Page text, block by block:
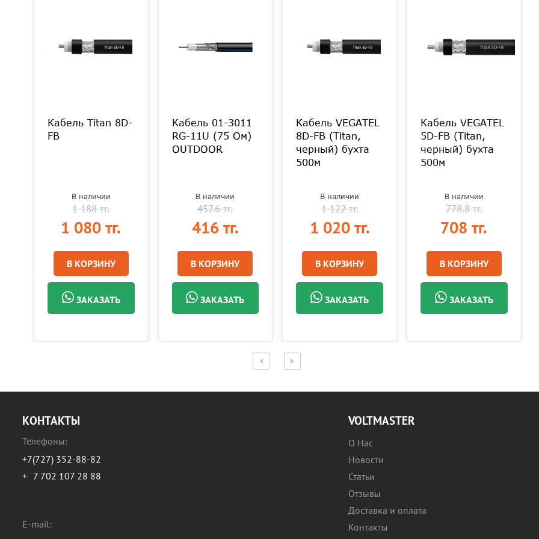
Кабель Titan 8D-
FB
В наличии
1 188 тг.
1 080 тг.
В КОРЗИНУ
ЗАКАЗАТЬ
Кабель 01-3011
RG-11U (75 Ом)
OUTDOOR
В наличии
457.6 тг.
416 тг.
В КОРЗИНУ
ЗАКАЗАТЬ
Кабель VEGATEL
8D-FB (Titan,
черный) бухта
500м
В наличии
1 122 тг.
1 020 тг.
В КОРЗИНУ
ЗАКАЗАТЬ
Кабель VEGATEL
5D-FB (Titan,
черный) бухта
500м
В наличии
778.8 тг.
708 тг.
В КОРЗИНУ
ЗАКАЗАТЬ
КОНТАКТЫ
Телефоны:
+7(727) 352-88-82
+ 7 702 107 28 88
E-mail:
VOLTMASTER
О Нас
Новости
Статьи
Отзывы
Доставка и оплата
Контакты